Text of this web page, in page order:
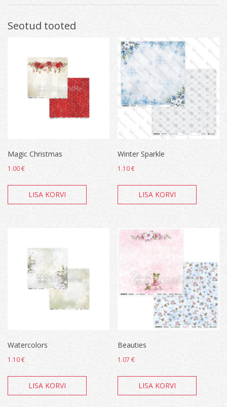
Seotud tooted
Magic Christmas
1.00€
LISA KORVI
Winter Sparkle
1.10€
LISA KORVI
Watercolors
1.10€
LISA KORVI
Beauties
1.07€
LISA KORVI